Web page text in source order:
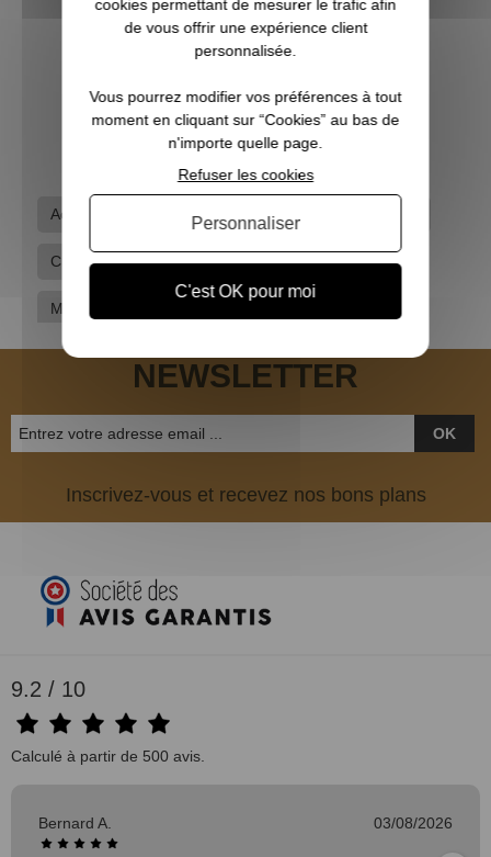
Bretelle fusil néoprène Noir BERETTA
39,00 €
Accessoires pour armes Bretelles
Chasse grand gibier Equipement du chasseur
Marques
NEWSLETTER
OK
Inscrivez-vous et recevez nos bons plans
9.2 / 10
Calculé à partir de 500 avis.
Bernard A. 03/08/2026
cookies permettant de mesurer le trafic afin
de vous offrir une expérience client
personnalisée.
Vous pourrez modifier vos préférences à tout
moment en cliquant sur “Cookies” au bas de
n'importe quelle page.
C'est OK pour moi
Refuser les cookies
Personnaliser